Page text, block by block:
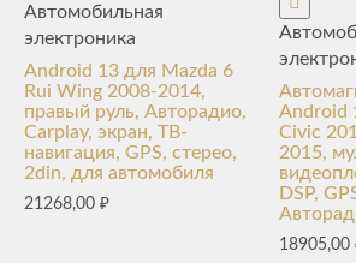
Автомобильная
электроника
Android 13 для Mazda 6
Rui Wing 2008-2014,
правый руль, Авторадио,
Carplay, экран, ТВ-
навигация, GPS, стерео,
2din, для автомобиля
21268,00 ₽
Android
Civic
2015,
DSP,
18905,00